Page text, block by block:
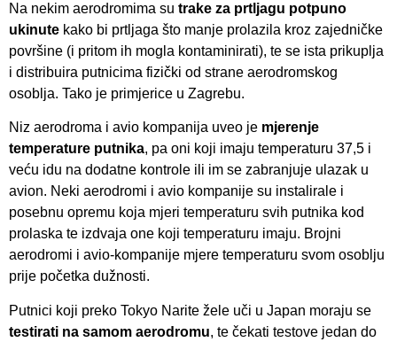
Na nekim aerodromima su trake za prtljagu potpuno
ukinute kako bi prtljaga što manje prolazila kroz zajedničke
površine (i pritom ih mogla kontaminirati), te se ista prikuplja
i distribuira putnicima fizički od strane aerodromskog
osoblja. Tako je primjerice u Zagrebu.
Niz aerodroma i avio kompanija uveo je mjerenje
temperature putnika, pa oni koji imaju temperaturu 37,5 i
veću idu na dodatne kontrole ili im se zabranjuje ulazak u
avion. Neki aerodromi i avio kompanije su instalirale i
posebnu opremu koja mjeri temperaturu svih putnika kod
prolaska te izdvaja one koji temperaturu imaju. Brojni
aerodromi i avio-kompanije mjere temperaturu svom osoblju
prije početka dužnosti.
Putnici koji preko Tokyo Narite žele uči u Japan moraju se
testirati na samom aerodromu, te čekati testove jedan do